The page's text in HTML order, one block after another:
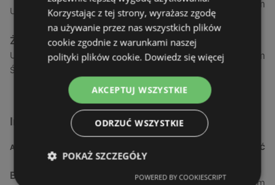
Ul. Armii Krajowej 12 / 1a, 72-600 Świnoujście
1,04 km
Żabka
Ul. Wybrzeże Wł. Iv 26/27 Lok. Lu, 72-600
Świnoujście
1,05 km
Inne sklepy Supermarkety w pobliżu
ADRES ODLEGŁOŚĆ
Biedronka
Korzystając z tej strony, wyrażasz zgodę
na używanie przez nas wszystkich plików
cookie zgodnie z warunkami naszej
polityki plików cookie. Dowiedz się więcej
AKCEPTUJ WSZYSTKIE
ODRZUĆ WSZYSTKIE
POKAŻ SZCZEGÓŁY
POWERED BY COOKIESCRIPT